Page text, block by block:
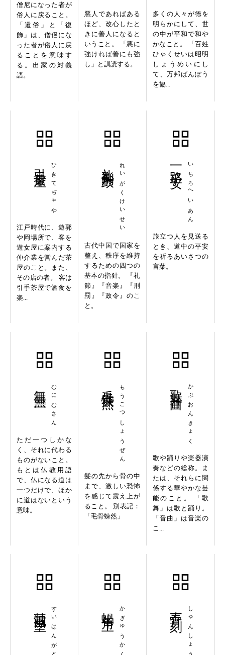
僧尼になった者が
俗人に戻ること。
「還俗」と「復
飾」は、僧侶にな
った者が俗人に戻
ることを意味す
る。出家の対義
語。
悪人であればある
ほど、改心したと
きに善人になると
いうこと。 「悪に
強ければ善にも強
し」と訓読する。
多くの人々が徳を
明らかにして、世
の中が平和で和や
かなこと。 「百姓
ひゃくせいは昭明
しょうめいにし
て、万邦ばんぽう
を協...
ひきてぢゃや
江戸時代に、遊郭
や岡場所で、客を
遊女屋に案内する
仲介業を営んだ茶
屋のこと。また、
その店の者。 客は
引手茶屋で酒食を
楽...
れいがくけいせい
古代中国で国家を
整え、秩序を維持
するための四つの
基本の指針。 『礼
節』『音楽』『刑
罰』『政令』のこ
と。
いちろへいあん
一路平安
旅立つ人を見送る
とき、道中の平安
を祈るあいさつの
言葉。
むにむさん
ただ一つしかな
く、それに代わる
ものがないこと。
もとは仏教用語
で、仏になる道は
一つだけで、ほか
に道はないという
意味。
もうこつしょうぜん
髪の先から骨の中
まで、激しい恐怖
を感じて震え上が
ること。 別表記：
「毛骨竦然」
かぶおんきょく
歌や踊りや楽器演
奏などの総称。ま
たは、それらに関
係する華やかな芸
能のこと。 「歌
舞」は歌と踊り。
「音曲」は音楽の
こ...
すいはんがと